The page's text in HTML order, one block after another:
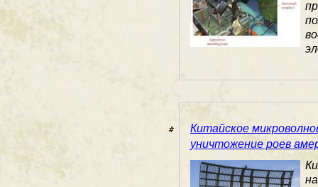
Китайское
уничтожение роев